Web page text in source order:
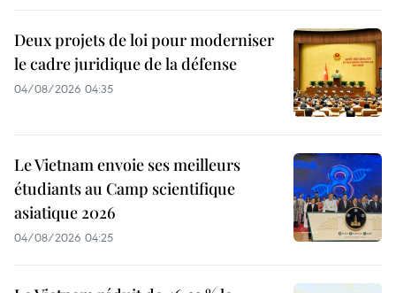
Deux projets de loi pour moderniser
le cadre juridique de la défense
04/08/2026 04:35
Le Vietnam envoie ses meilleurs
étudiants au Camp scientifique
asiatique 2026
04/08/2026 04:25